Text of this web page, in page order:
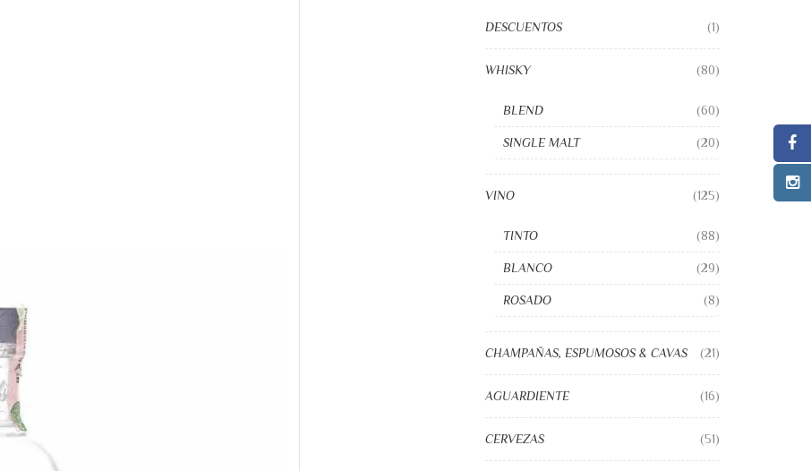
DESCUENTOS (1)
WHISKY (80)
BLEND (60)
SINGLE MALT (20)
VINO (125)
TINTO (88)
BLANCO (29)
ROSADO (8)
CHAMPAÑAS, ESPUMOSOS & CAVAS (21)
AGUARDIENTE (16)
CERVEZAS (51)